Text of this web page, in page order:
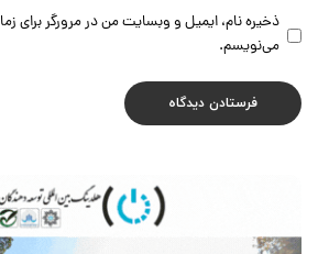
ذخیره نام، ایمیل و وبسایت من در مرورگر برای
می‌نویسم.